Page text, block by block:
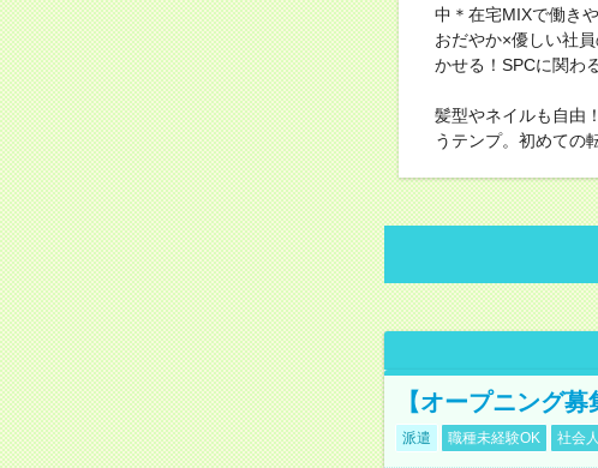
中＊在宅MIXで働き
おだやか×優しい社
かせる！SPCに関わ
髪型やネイルも自由
うテンプ。初めての
【オープニング
派遣 職種未経験OK 社会